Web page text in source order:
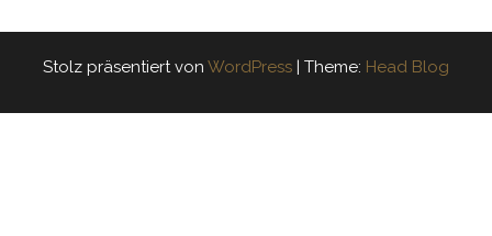
Stolz präsentiert von WordPress | Theme: Head Blog